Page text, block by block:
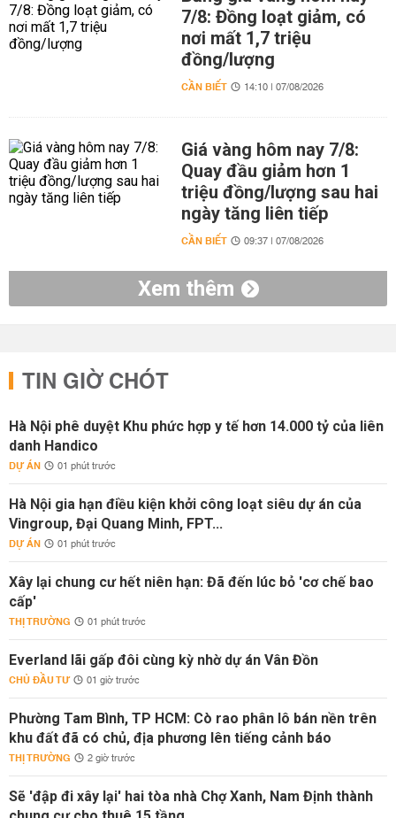
7/8: Đồng loạt giảm, có
nơi mất 1,7 triệu
đồng/lượng
CẦN BIẾT 14:10 | 07/08/2026
Giá vàng hôm nay 7/8:
Quay đầu giảm hơn 1
triệu đồng/lượng sau hai
ngày tăng liên tiếp
CẦN BIẾT 09:37 | 07/08/2026
Xem thêm
TIN GIỜ CHÓT
Hà Nội phê duyệt Khu phức hợp y tế hơn 14.000 tỷ của liên
danh Handico
DỰ ÁN 01 phút trước
Hà Nội gia hạn điều kiện khởi công loạt siêu dự án của
Vingroup, Đại Quang Minh, FPT...
DỰ ÁN 01 phút trước
Xây lại chung cư hết niên hạn: Đã đến lúc bỏ 'cơ chế bao
cấp'
THỊ TRƯỜNG 01 phút trước
Everland lãi gấp đôi cùng kỳ nhờ dự án Vân Đồn
CHỦ ĐẦU TƯ 01 giờ trước
Phường Tam Bình, TP HCM: Cò rao phân lô bán nền trên
khu đất đã có chủ, địa phương lên tiếng cảnh báo
THỊ TRƯỜNG 2 giờ trước
Sẽ 'đập đi xây lại' hai tòa nhà Chợ Xanh, Nam Định thành